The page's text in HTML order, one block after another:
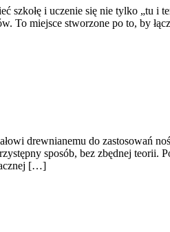
szkołę i uczenie się nie tylko „tu i
To miejsce stworzone po to, by
drewnianemu do zastosowań
sposób, bez zbędnej teorii.
[…]